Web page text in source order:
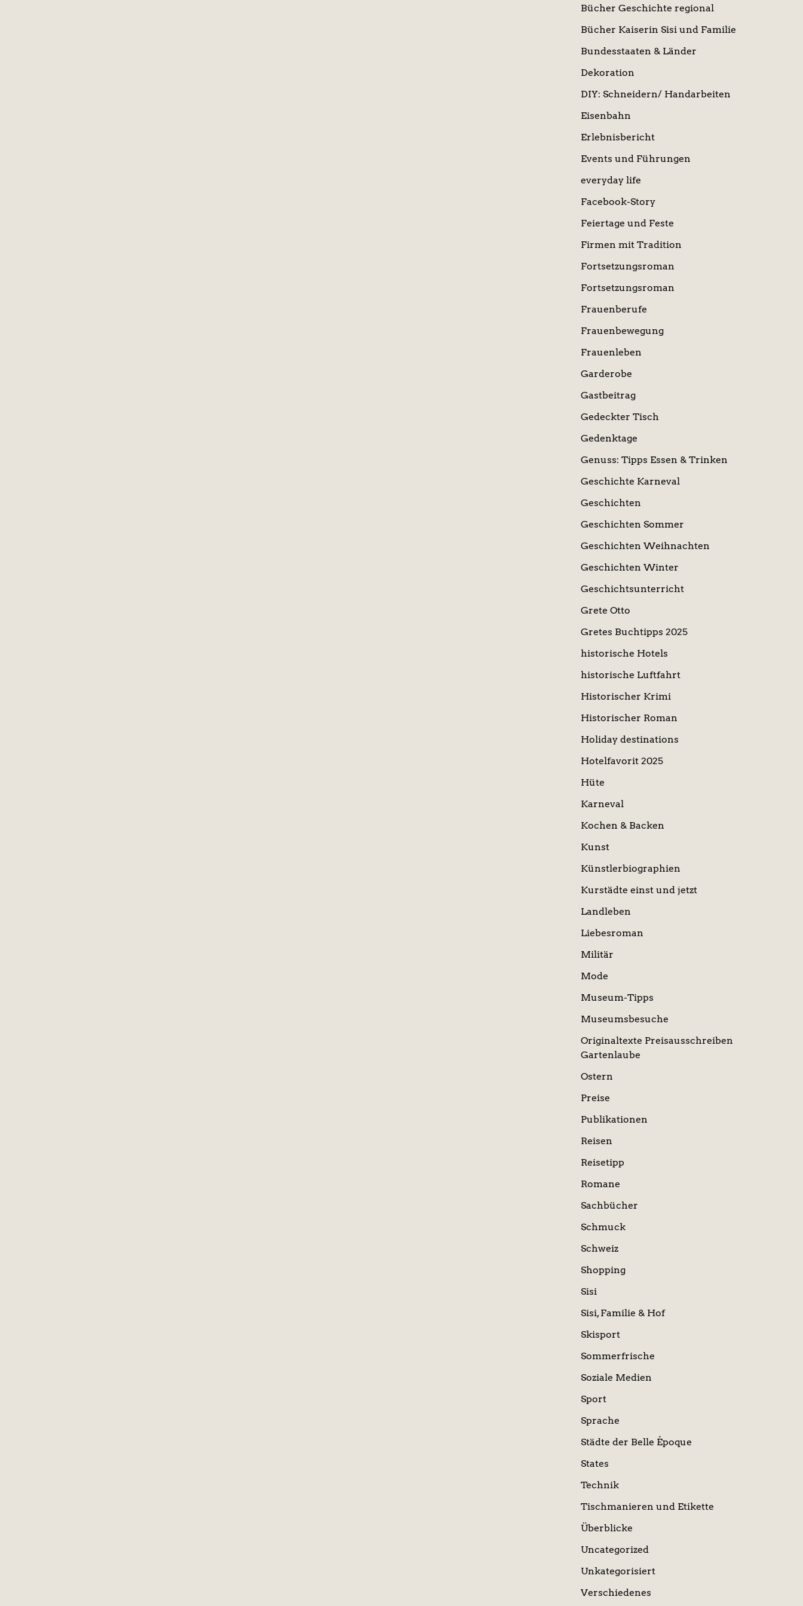
Bücher Geschichte regional
Bücher Kaiserin Sisi und Familie
Bundesstaaten & Länder
Dekoration
DIY: Schneidern/ Handarbeiten
Eisenbahn
Erlebnisbericht
Events und Führungen
everyday life
Facebook-Story
Feiertage und Feste
Firmen mit Tradition
Fortsetzungsroman
Fortsetzungsroman
Frauenberufe
Frauenbewegung
Frauenleben
Garderobe
Gastbeitrag
Gedeckter Tisch
Gedenktage
Genuss: Tipps Essen & Trinken
Geschichte Karneval
Geschichten
Geschichten Sommer
Geschichten Weihnachten
Geschichten Winter
Geschichtsunterricht
Grete Otto
Gretes Buchtipps 2025
historische Hotels
historische Luftfahrt
Historischer Krimi
Historischer Roman
Holiday destinations
Hotelfavorit 2025
Hüte
Karneval
Kochen & Backen
Kunst
Künstlerbiographien
Kurstädte einst und jetzt
Landleben
Liebesroman
Militär
Mode
Museum-Tipps
Museumsbesuche
Originaltexte Preisausschreiben
Gartenlaube
Ostern
Preise
Publikationen
Reisen
Reisetipp
Romane
Sachbücher
Schmuck
Schweiz
Shopping
Sisi
Sisi, Familie & Hof
Skisport
Sommerfrische
Soziale Medien
Sport
Sprache
Städte der Belle Époque
States
Technik
Tischmanieren und Etikette
Überblicke
Uncategorized
Unkategorisiert
Verschiedenes